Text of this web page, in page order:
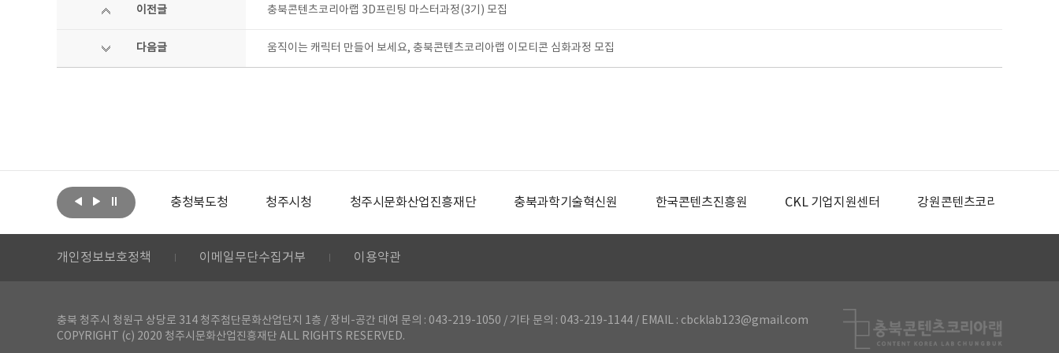
이전글 충북콘텐츠코리아랩 3D프린팅 마스터과정(3기) 모집
다음글 움직이는 캐릭터 만들어 보세요, 충북콘텐츠코리아랩 이모티콘 심화과정 모집
문화체육관광부 충청북도청 청주시청 청주시문화산업진흥재단 충북과학기술혁신원 한국콘텐츠진흥원 CKL 기업지원센터 강원콘텐츠코리아랩
개인정보보호정책 이메일무단수집거부 이용약관
충북 청주시 청원구 상당로 314 청주첨단문화산업단지 1층 / 장비-공간 대여 문의 : 043-219-1050 / 기타 문의 : 043-219-1144 / EMAIL : cbcklab123@gmail.com
COPYRIGHT (c) 2020 청주시문화산업진흥재단 ALL RIGHTS RESERVED.